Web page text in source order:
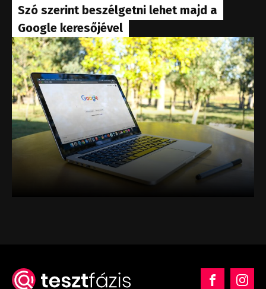
Szó szerint beszélgetni lehet majd a
Google keresőjével